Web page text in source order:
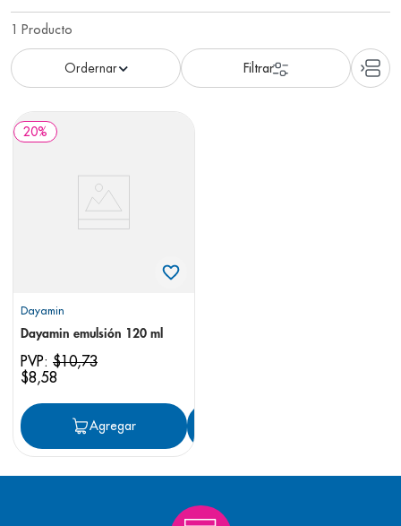
1 Producto
20%
Dayamin
Dayamin emulsión 120 ml
PVP: $10,73
$8,58
Agregar
3
4. cerave
6. bioderma
7.
desodorante
pediasure